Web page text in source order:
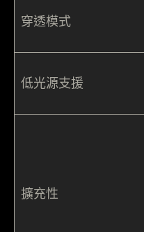
穿透模式
低光源支援
擴充性